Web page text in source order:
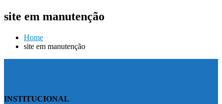
site em manutenção
Home
site em manutenção
INSTITUCIONAL